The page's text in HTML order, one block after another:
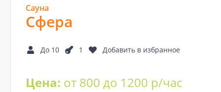
Сауна
Сфера
До 10 1 Добавить в избранное
Цена: от 800 до 1200 р/час